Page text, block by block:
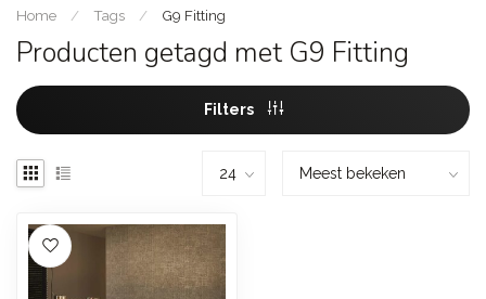
Home / Tags / G9 Fitting
Producten getagd met G9 Fitting
Filters